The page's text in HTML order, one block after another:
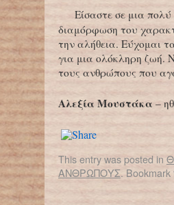
Είσαστε σε μια
διαμόρφωση του
την αλήθεια. Εύχομαι
για μια ολόκληρη ζωή.
τους ανθρώπους που
Αλεξία Μουστάκα –
This entry was posted in
ΑΝΘΡΩΠΟΥΣ. Bookmark